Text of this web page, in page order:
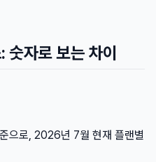
자로 보는 차이
으로, 2026년 7월 현재 플랜별